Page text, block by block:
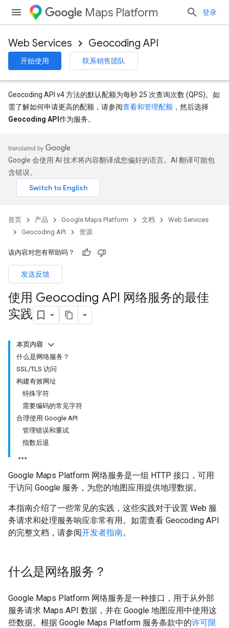
Maps Platform 登录
Web Services Geocoding API
开始使用 联系销售团队
Geocoding API v4 方法的默认配额为每秒 25 次查询次数 (QPS)。如
需了解如何申请更高的配额，请参阅查看和管理配额 ，然后选择
Geocoding API 作为服务。
Google 会使用 AI 技术将内容翻译成您偏好的语言。AI 翻译可能包
含错误。
首页 产品 Google Maps Platform 文档
Web Services
Geocoding API
资源
该内容对您有帮助吗？
发送反馈
使用 Geocoding API 网络服务的最佳
实践
本页内容
什么是网络服务？
SSL/TLS 访问
构建有效网址
特殊字符
需要编码的常见字符
合理使用 Google API
管理错误和重试
指数后退
Google Maps Platform 网络服务是一组 HTTP 接口，可用
于访问 Google 服务，为您的地图应用提供地理数据。
本指南介绍了一些常见的实践，这些实践对于设置 Web 服
务请求和处理服务响应非常有用。如需查看 Geocoding API
的完整文档，请参阅开发者指南。
什么是网络服务？
Google Maps Platform 网络服务是一种接口，用于从外部
服务请求 Maps API 数据，并在 Google 地图应用中使用这
些数据。根据 Google Maps Platform 服务条款中的许可限